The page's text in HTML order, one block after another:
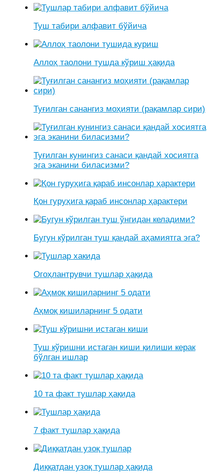
Туш табири алфавит бўйича
Аллоҳ таолони тушда кўриш ҳақида
Туғилган санангиз моҳияти (рақамлар сири)
Туғилган кунингиз санаси қандай хосиятга
эга эканини биласизми?
Қон гуруҳига қараб инсонлар ҳарактери
Бугун кўрилган туш қандай аҳамиятга эга?
Огоҳлантрувчи тушлар ҳақида
Аҳмоқ кишиларнинг 5 одати
Туш кўришни истаган киши қилиши керак
бўлган ишлар
10 та факт тушлар ҳақида
7 факт тушлар ҳақида
Диққатдан узоқ тушлар ҳақида